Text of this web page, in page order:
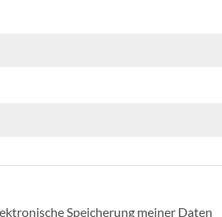
Speicherung meiner Daten